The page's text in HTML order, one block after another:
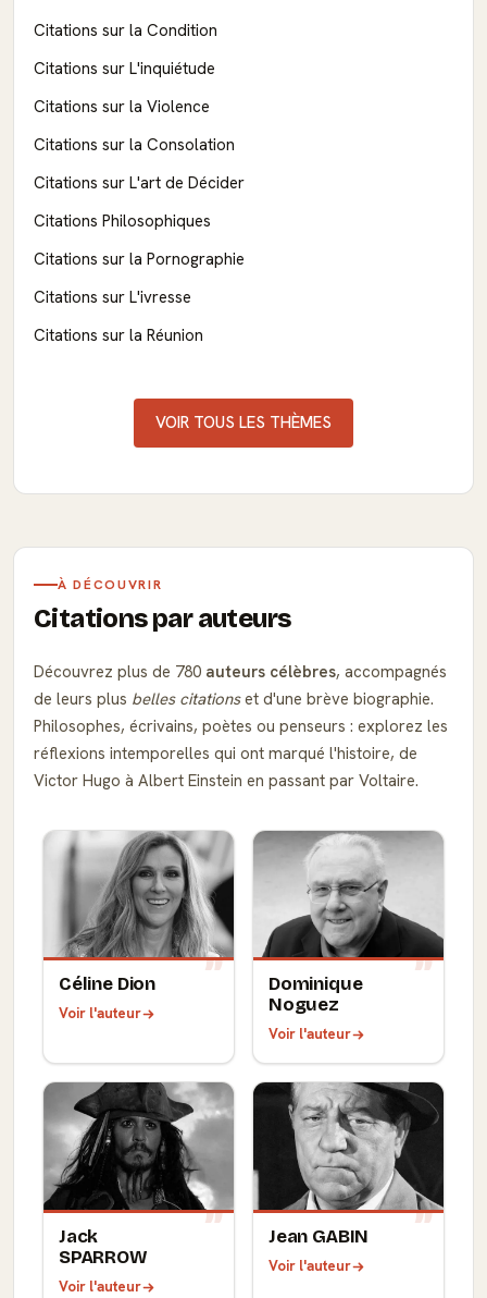
Citations sur la Condition
Citations sur L'inquiétude
Citations sur la Violence
Citations sur la Consolation
Citations sur L'art de Décider
Citations Philosophiques
Citations sur la Pornographie
Citations sur L'ivresse
Citations sur la Réunion
VOIR TOUS LES THÈMES
À DÉCOUVRIR
Citations par auteurs
Découvrez plus de 780 auteurs célèbres, accompagnés
de leurs plus belles citationset d'une brève biographie.
Philosophes, écrivains, poètes ou penseurs : explorez les
réflexions intemporelles qui ont marqué l'histoire, de
Victor Hugo à Albert Einstein en passant par Voltaire.
Céline Dion
Voir l'auteur
Dominique
Noguez
Voir l'auteur
Jack
SPARROW
Voir l'auteur
Jean GABIN
Voir l'auteur